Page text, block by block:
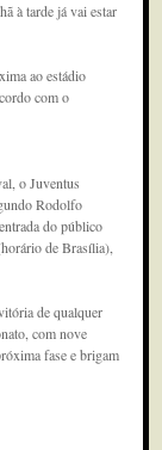
à tarde já vai estar
ao estádio
com o
o Juventus
Rodolfo
do público
de Brasília),
de qualquer
com nove
fase e brigam